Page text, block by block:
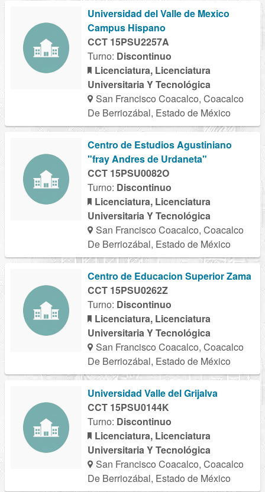
Universidad del Valle de Mexico
Campus Hispano
CCT 15PSU2257A
Turno: Discontinuo
Licenciatura, Licenciatura
Universitaria Y Tecnológica
San Francisco Coacalco, Coacalco
De Berriozábal, Estado de México
Centro de Estudios Agustiniano
"fray Andres de Urdaneta"
CCT 15PSU0082O
Turno: Discontinuo
Licenciatura, Licenciatura
Universitaria Y Tecnológica
San Francisco Coacalco, Coacalco
De Berriozábal, Estado de México
Centro de Educacion Superior Zama
CCT 15PSU0262Z
Turno: Discontinuo
Licenciatura, Licenciatura
Universitaria Y Tecnológica
San Francisco Coacalco, Coacalco
De Berriozábal, Estado de México
Universidad Valle del Grijalva
CCT 15PSU0144K
Turno: Discontinuo
Licenciatura, Licenciatura
Universitaria Y Tecnológica
San Francisco Coacalco, Coacalco
De Berriozábal, Estado de México